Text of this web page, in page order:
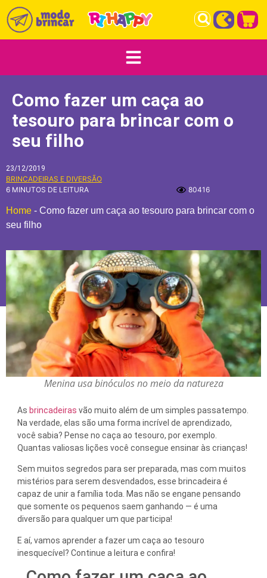
Como fazer um caça ao
tesouro para brincar com o
seu filho
23/12/2019
BRINCADEIRAS E DIVERSÃO
6 MINUTOS DE LEITURA
80416
Home - Como fazer um caça ao tesouro para brincar com o
seu filho
Menina usa binóculos no meio da natureza
As brincadeiras vão muito além de um simples passatempo.
Na verdade, elas são uma forma incrível de aprendizado,
você sabia? Pense no caça ao tesouro, por exemplo.
Quantas valiosas lições você consegue ensinar às crianças!
Sem muitos segredos para ser preparada, mas com muitos
mistérios para serem desvendados, esse brincadeira é
capaz de unir a família toda. Mas não se engane pensando
que somente os pequenos saem ganhando — é uma
diversão para qualquer um que participa!
E aí, vamos aprender a fazer um caça ao tesouro
inesquecível? Continue a leitura e confira!